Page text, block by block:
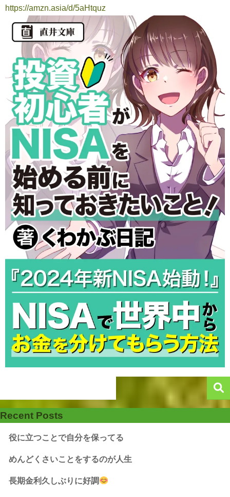
https://amzn.asia/d/5aHtquz
Recent Posts
役に立つことで自分を保ってる
めんどくさいことをするのが人生
長期金利久しぶりに好調